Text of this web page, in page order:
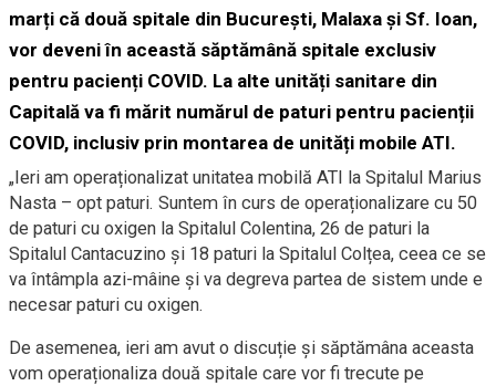
marți că două spitale din București, Malaxa și Sf. Ioan,
vor deveni în această săptămână spitale exclusiv
pentru pacienți COVID. La alte unități sanitare din
Capitală va fi mărit numărul de paturi pentru pacienții
COVID, inclusiv prin montarea de unități mobile ATI.
„Ieri am operaționalizat unitatea mobilă ATI la Spitalul Marius
Nasta – opt paturi. Suntem în curs de operaționalizare cu 50
de paturi cu oxigen la Spitalul Colentina, 26 de paturi la
Spitalul Cantacuzino și 18 paturi la Spitalul Colțea, ceea ce se
va întâmpla azi-mâine și va degreva partea de sistem unde e
necesar paturi cu oxigen.
De asemenea, ieri am avut o discuție și săptămâna aceasta
vom operaționaliza două spitale care vor fi trecute pe